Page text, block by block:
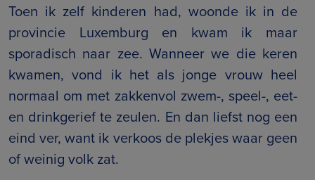
Toen ik zelf kinderen had, woonde ik in de
provincie Luxemburg en kwam ik maar
sporadisch naar zee. Wanneer we die keren
kwamen, vond ik het als jonge vrouw heel
normaal om met zakkenvol zwem-, speel-, eet-
en drinkgerief te zeulen. En dan liefst nog een
eind ver, want ik verkoos de plekjes waar geen
of weinig volk zat.